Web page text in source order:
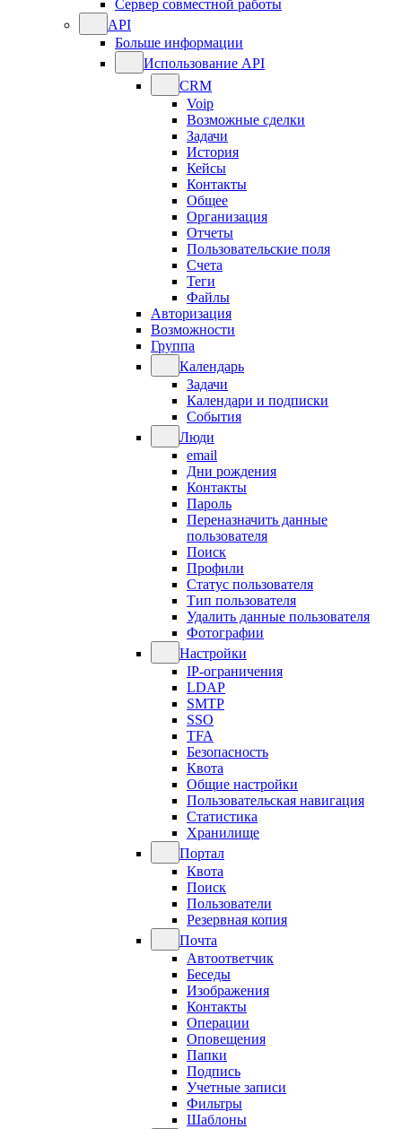
Сервер совместной работы
API
Больше информации
Использование API
CRM
Voip
Возможные сделки
Задачи
История
Кейсы
Контакты
Общее
Организация
Отчеты
Пользовательские поля
Счета
Теги
Файлы
Авторизация
Возможности
Группа
Календарь
Задачи
Календари и подписки
События
Люди
email
Дни рождения
Контакты
Пароль
Переназначить данные
пользователя
Поиск
Профили
Статус пользователя
Тип пользователя
Удалить данные пользователя
Фотографии
Настройки
IP-ограничения
LDAP
SMTP
SSO
TFA
Безопасность
Квота
Общие настройки
Пользовательская навигация
Статистика
Хранилище
Портал
Квота
Поиск
Пользователи
Резервная копия
Почта
Автоответчик
Беседы
Изображения
Контакты
Операции
Оповещения
Папки
Подпись
Учетные записи
Фильтры
Шаблоны